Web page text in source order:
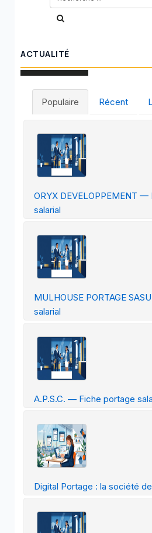
ACTUALITÉ
Populaire Récent
ORYX DEVELOPPEMENT
salarial
MULHOUSE PORTAGE
salarial
A.P.S.C. — Fiche portage
Digital Portage : la société